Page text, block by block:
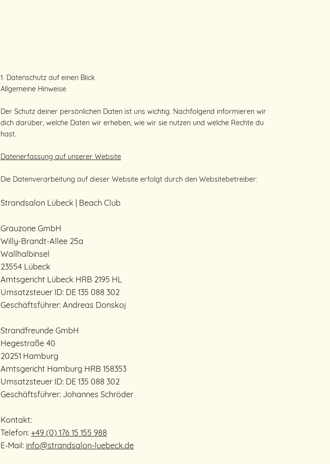
1. Datenschutz auf einen Blick
Allgemeine Hinweise
Der Schutz deiner persönlichen Daten ist uns wichtig. Nachfolgend informieren wir
dich darüber, welche Daten wir erheben, wie wir sie nutzen und welche Rechte du
hast.
Datenerfassung auf unserer Website
Die Datenverarbeitung auf dieser Website erfolgt durch den Websitebetreiber:
Strandsalon Lübeck | Beach Club
Grauzone GmbH
Willy-Brandt-Allee 25a
Wallhalbinsel
23554 Lübeck
Amtsgericht Lübeck HRB 2195 HL
Umsatzsteuer ID: DE 135 088 302
Geschäftsführer: Andreas Donskoj
Strandfreunde GmbH
Hegestraße 40
20251 Hamburg
Amtsgericht Hamburg HRB 158353
Umsatzsteuer ID: DE 135 088 302
Geschäftsführer: Johannes Schröder
Kontakt:
Telefon: +49 (0) 176 15 155 988
E-Mail: info@strandsalon-luebeck.de